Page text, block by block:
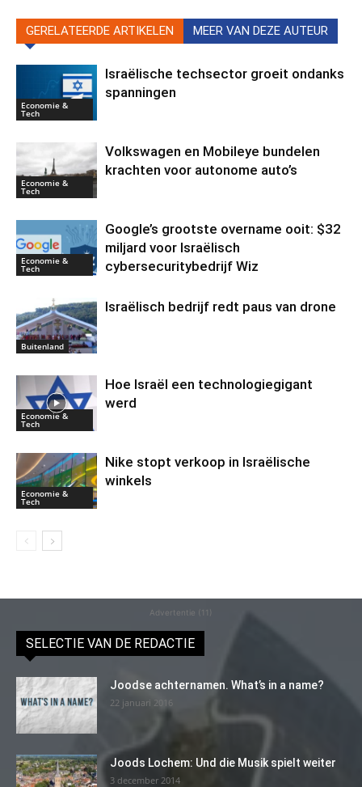
GERELATEERDE ARTIKELEN MEER VAN DEZE AUTEUR
Economie &
Tech
Israëlische techsector groeit ondanks
spanningen
Economie &
Tech
Volkswagen en Mobileye bundelen
krachten voor autonome auto’s
Economie &
Tech
Google’s grootste overname ooit: $32
miljard voor Israëlisch
cybersecuritybedrijf Wiz
Buitenland
Israëlisch bedrijf redt paus van drone
Economie &
Tech
Hoe Israël een technologiegigant
werd
Economie &
Tech
Nike stopt verkoop in Israëlische
winkels
Advertentie (11)
SELECTIE VAN DE REDACTIE
Joodse achternamen. What’s in a name?
22 januari 2016
Joods Lochem: Und die Musik spielt weiter
3 december 2014